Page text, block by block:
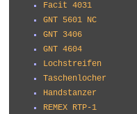
Facit 4031
GNT 5601 NC
GNT 3406
GNT 4604
Lochstreifen
Taschenlocher
Handstanzer
REMEX RTP-1